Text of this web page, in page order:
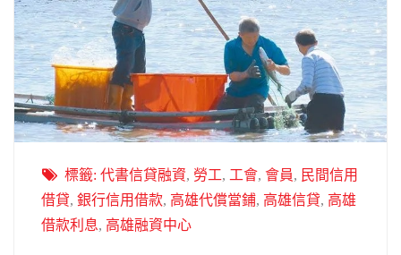
標籤: 代書信貸融資, 勞工, 工會, 會員, 民間信用
借貸, 銀行信用借款, 高雄代償當鋪, 高雄信貸, 高雄
借款利息, 高雄融資中心